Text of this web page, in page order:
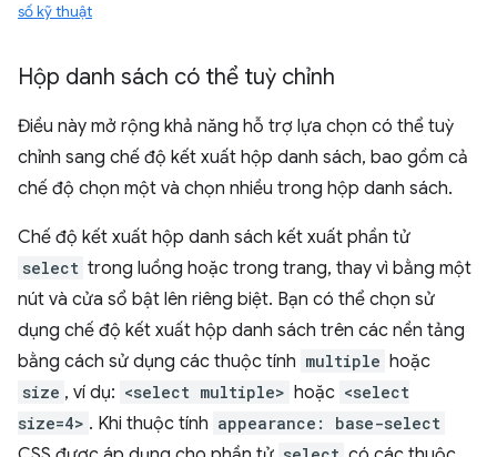
số kỹ thuật
Hộp danh sách có thể tuỳ chỉnh
Điều này mở rộng khả năng hỗ trợ lựa chọn có thể tuỳ
chỉnh sang chế độ kết xuất hộp danh sách, bao gồm cả
chế độ chọn một và chọn nhiều trong hộp danh sách.
Chế độ kết xuất hộp danh sách kết xuất phần tử
select trong luồng hoặc trong trang, thay vì bằng một
nút và cửa sổ bật lên riêng biệt. Bạn có thể chọn sử
dụng chế độ kết xuất hộp danh sách trên các nền tảng
bằng cách sử dụng các thuộc tính multiple hoặc
size , ví dụ: <select multiple> hoặc <select
size=4> . Khi thuộc tính appearance: base-select